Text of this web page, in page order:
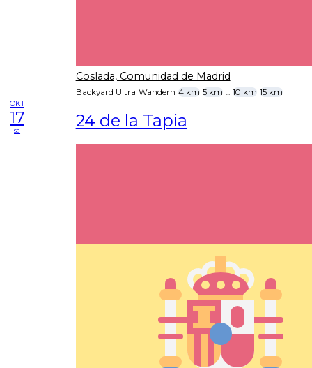
Coslada, Comunidad de Madrid
Backyard Ultra Wandern 4 km 5 km 10 km 15 km
OKT
17
sa 24 de la Tapia